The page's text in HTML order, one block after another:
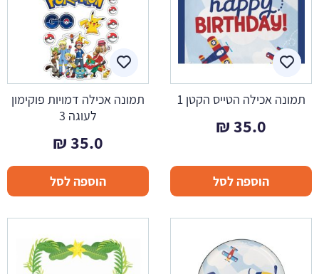
תמונה אכילה הטייס הקטן 1
35.0
₪
הוספה לסל
תמונה אכילה דמויות פוקימון
לעוגה 3
35.0
₪
הוספה לסל